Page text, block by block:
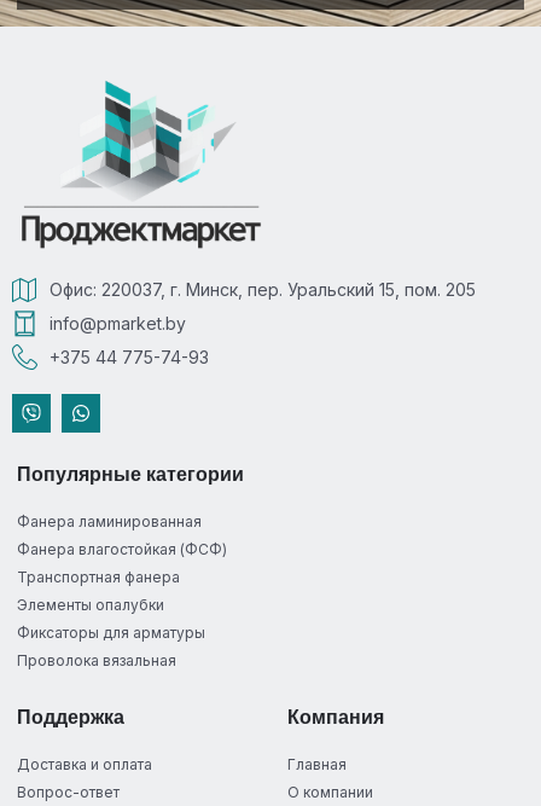
Офис: 220037, г. Минск, пер. Уральский 15, пом. 205
info@pmarket.by
+375 44 775-74-93
Популярные категории
Фанера ламинированная
Фанера влагостойкая (ФСФ)
Транспортная фанера
Элементы опалубки
Фиксаторы для арматуры
Проволока вязальная
Поддержка
Доставка и оплата
Вопрос-ответ
Компания
Главная
О компании